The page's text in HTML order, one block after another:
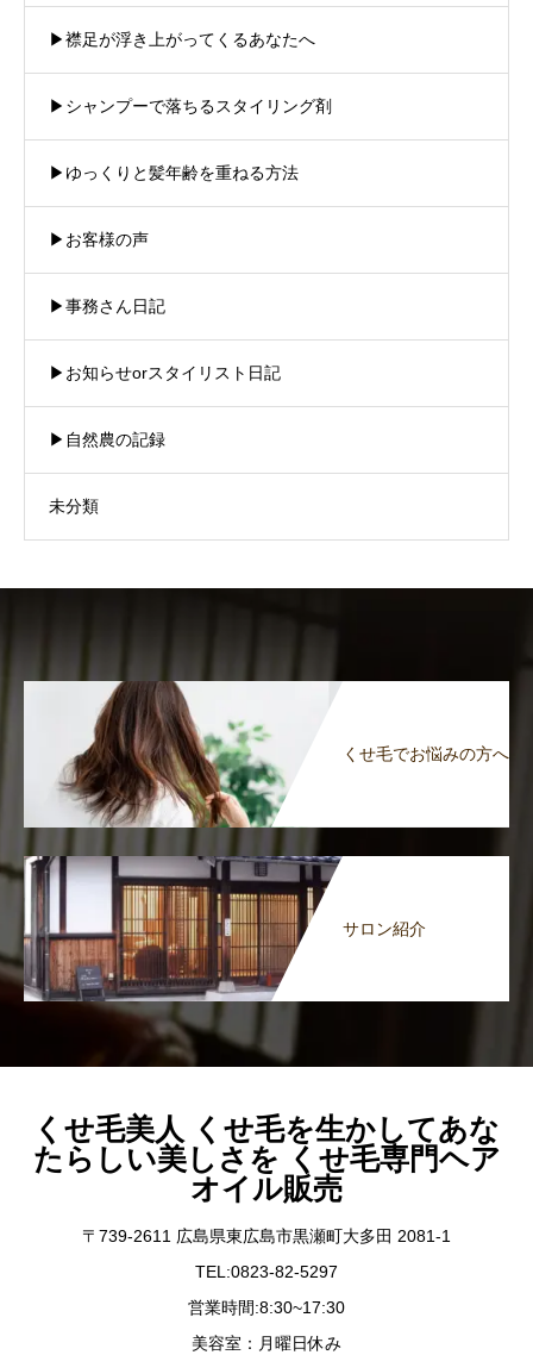
▶︎襟足が浮き上がってくるあなたへ
▶︎シャンプーで落ちるスタイリング剤
▶︎ゆっくりと髪年齢を重ねる方法
▶︎お客様の声
▶︎事務さん日記
▶︎お知らせorスタイリスト日記
▶︎自然農の記録
未分類
くせ毛でお悩みの方へ
サロン紹介
くせ毛美人 くせ毛を生かしてあな
たらしい美しさを くせ毛専門ヘア
オイル販売
〒739-2611 広島県東広島市黒瀬町大多田 2081-1
TEL:0823-82-5297
営業時間:8:30~17:30
美容室：月曜日休み